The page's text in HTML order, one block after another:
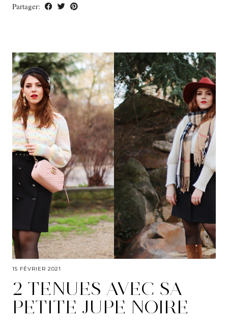
Partager:
15 FÉVRIER 2021
2 TENUES AVEC SA
PETITE JUPE NOIRE